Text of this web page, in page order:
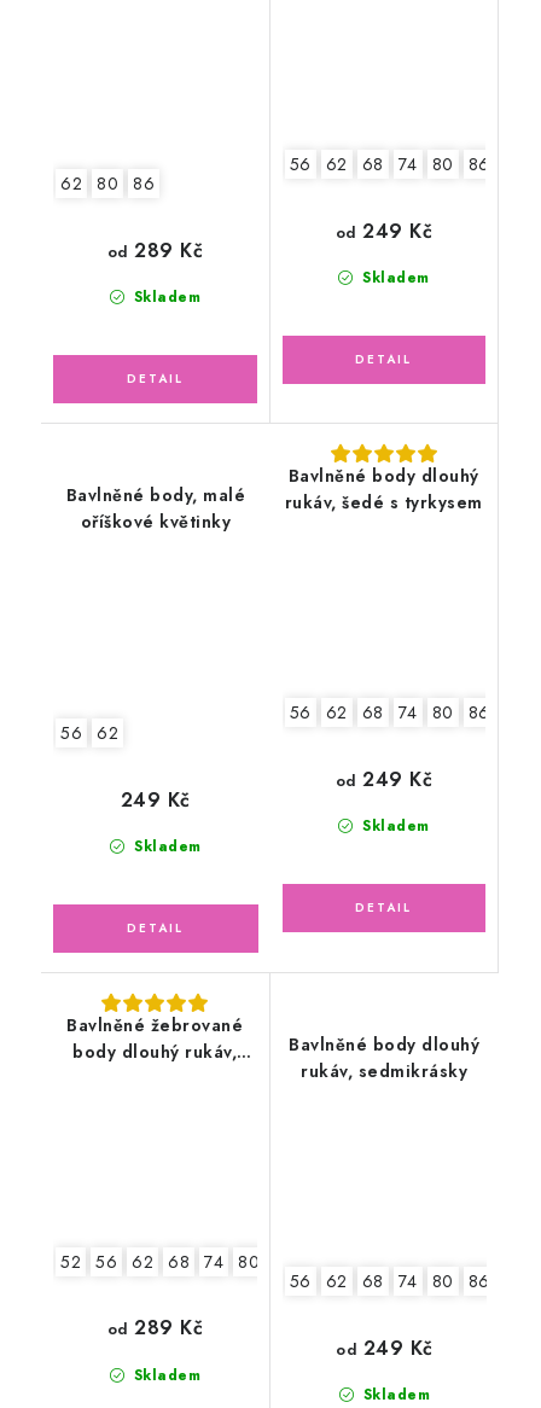
62 80 86
Skladem
od 289 Kč
56 62 68 74 80 86
Skladem
od 249 Kč
Bavlněné body, malé
oříškové květinky
56 62
Skladem
249 Kč
Bavlněné body dlouhý
rukáv, šedé s tyrkysem
56 62 68 74 80 86
Skladem
od 249 Kč
Bavlněné žebrované
body dlouhý rukáv,
52 56 62 68 74 80
Skladem
od 289 Kč
Bavlněné body dlouhý
rukáv, sedmikrásky
56 62 68 74 80 86
Skladem
od 249 Kč